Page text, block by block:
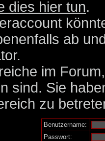
dies hier tun.
ab
im
sind. Sie
zu
Benutzername:
Passwort: